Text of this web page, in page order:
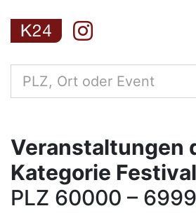
Veranstaltungen
Kategorie
PLZ 60000 –